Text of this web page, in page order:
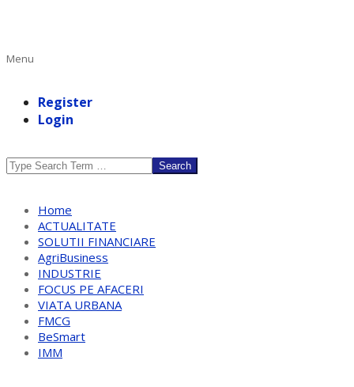
Primary
Menu
Register
Login
Search
Home
ACTUALITATE
SOLUTII FINANCIARE
AgriBusiness
INDUSTRIE
FOCUS PE AFACERI
VIATA URBANA
FMCG
BeSmart
IMM